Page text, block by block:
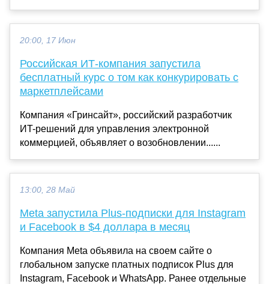
20:00, 17 Июн
Российская ИТ-компания запустила
бесплатный курс о том как конкурировать с
маркетплейсами
Компания «Гринсайт», российский разработчик
ИT-решений для управления электронной
коммерцией, объявляет о возобновлении......
13:00, 28 Май
Meta запустила Plus-подписки для Instagram
и Facebook в $4 доллара в месяц
Компания Meta объявила на своем сайте о
глобальном запуске платных подписок Plus для
Instagram, Facebook и WhatsApp. Ранее отдельные